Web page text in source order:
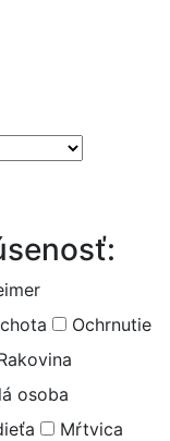
Ochrnutie
osoba
Mŕtvica